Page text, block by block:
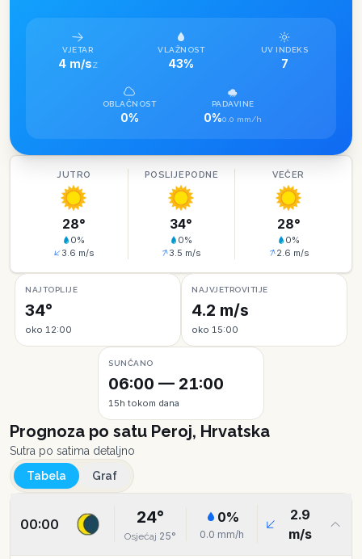
VJETAR
4 m/sZ
VLAŽNOST
43%
UV INDEKS
7
OBLAČNOST
0%
PADAVINE
0%0.0 mm/h
JUTRO
28°
0%
3.6 m/s
POSLIJEPODNE
34°
0%
3.5 m/s
VEČER
28°
0%
2.6 m/s
NAJTOPLIJE
34°
oko 12:00
NAJVJETROVITIJE
4.2 m/s
oko 15:00
SUNČANO
06:00 — 21:00
15h tokom dana
Prognoza po satu Peroj, Hrvatska
Sutra po satima detaljno
Tabela
Graf
00:00 24°
Osjećaj 25°
0%
0.0 mm/h
2.9
m/s